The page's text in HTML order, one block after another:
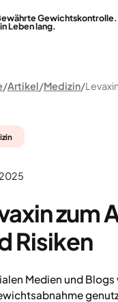
Gewichtskontrolle.
Leben lang.
Artikel Medizin
zum
Risiken
Medien und